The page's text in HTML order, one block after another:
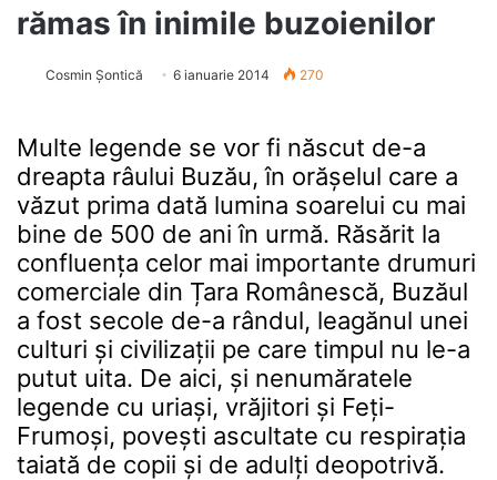
rămas în inimile buzoienilor
Cosmin Șontică 6 ianuarie 2014 270
Multe legende se vor fi născut de-a
dreapta râului Buzău, în orășelul care a
văzut prima dată lumina soarelui cu mai
bine de 500 de ani în urmă. Răsărit la
confluența celor mai importante drumuri
comerciale din Țara Românescă, Buzăul
a fost secole de-a rândul, leagănul unei
culturi și civilizații pe care timpul nu le-a
putut uita. De aici, și nenumăratele
legende cu uriași, vrăjitori și Feți-
Frumoși, povești ascultate cu respirația
taiată de copii și de adulți deopotrivă.